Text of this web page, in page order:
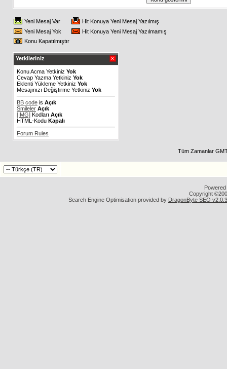
Yeni Mesaj Var
Hit Konuya Yeni Mesaj Yazılmış
Yeni Mesaj Yok
Hit Konuya Yeni Mesaj Yazılmamış
Konu Kapatılmıştır
Yetkileriniz
Konu Acma Yetkiniz Yok
Cevap Yazma Yetkiniz Yok
Eklenti Yükleme Yetkiniz Yok
Mesajınızı Değiştirme Yetkiniz Yok
BB code is Açık
Smileler Açık
[IMG] Kodları Açık
HTML-Kodu Kapalı
Forum Rules
Tüm Zamanlar
Copyright
Search Engine Optimisation provided by DragonByte SEO